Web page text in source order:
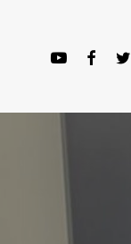
TWITTER
FACEBOOK
YOUTUBE